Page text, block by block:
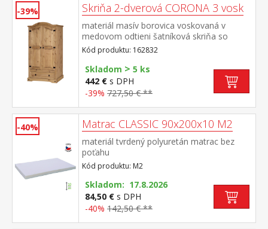
-39% Skriňa 2-dverová CORONA 3 vosk
materiál masív borovica voskovaná v
medovom odtieni šatníková skriňa so
šatníkovou tyčou a policou na klobúky 1
široká zásuvka, kovové ozdobné úchytky
súčasť zostavy Corona 3
Kód produktu: 162832
Skladom > 5 ks
442 € s DPH
-39% 727,50 € **
-40% Matrac CLASSIC 90x200x10 M2
materiál tvrdený polyuretán matrac bez
poťahu
Kód produktu: M2
Skladom: 17.8.2026
84,50 € s DPH
-40% 142,50 € **